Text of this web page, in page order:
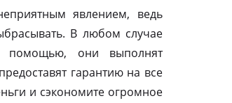
явлением, ведь
В любом случае
помощью, они выполнят
гарантию на все
и сэкономите огромное